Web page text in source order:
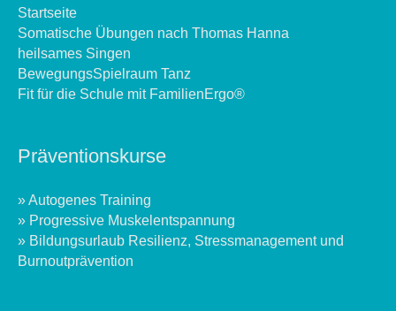
Startseite
Somatische Übungen nach Thomas Hanna
heilsames Singen
BewegungsSpielraum Tanz
Fit für die Schule mit FamilienErgo®
Präventionskurse
» Autogenes Training
» Progressive Muskelentspannung
» Bildungsurlaub Resilienz, Stressmanagement und
Burnoutprävention